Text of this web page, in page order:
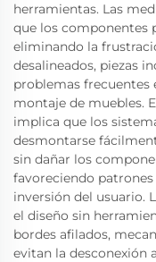
herramientas. Las
que los componentes
eliminando la
desalineados, piezas
problemas frecuentes
montaje de muebles.
implica que los
desmontarse
sin dañar los
favoreciendo
inversión del usuario.
el diseño sin
bordes afilados,
evitan la desconexión